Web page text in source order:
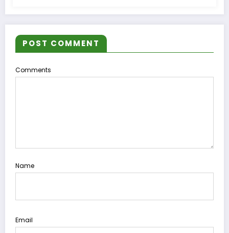
POST COMMENT
Comments
Name
Email